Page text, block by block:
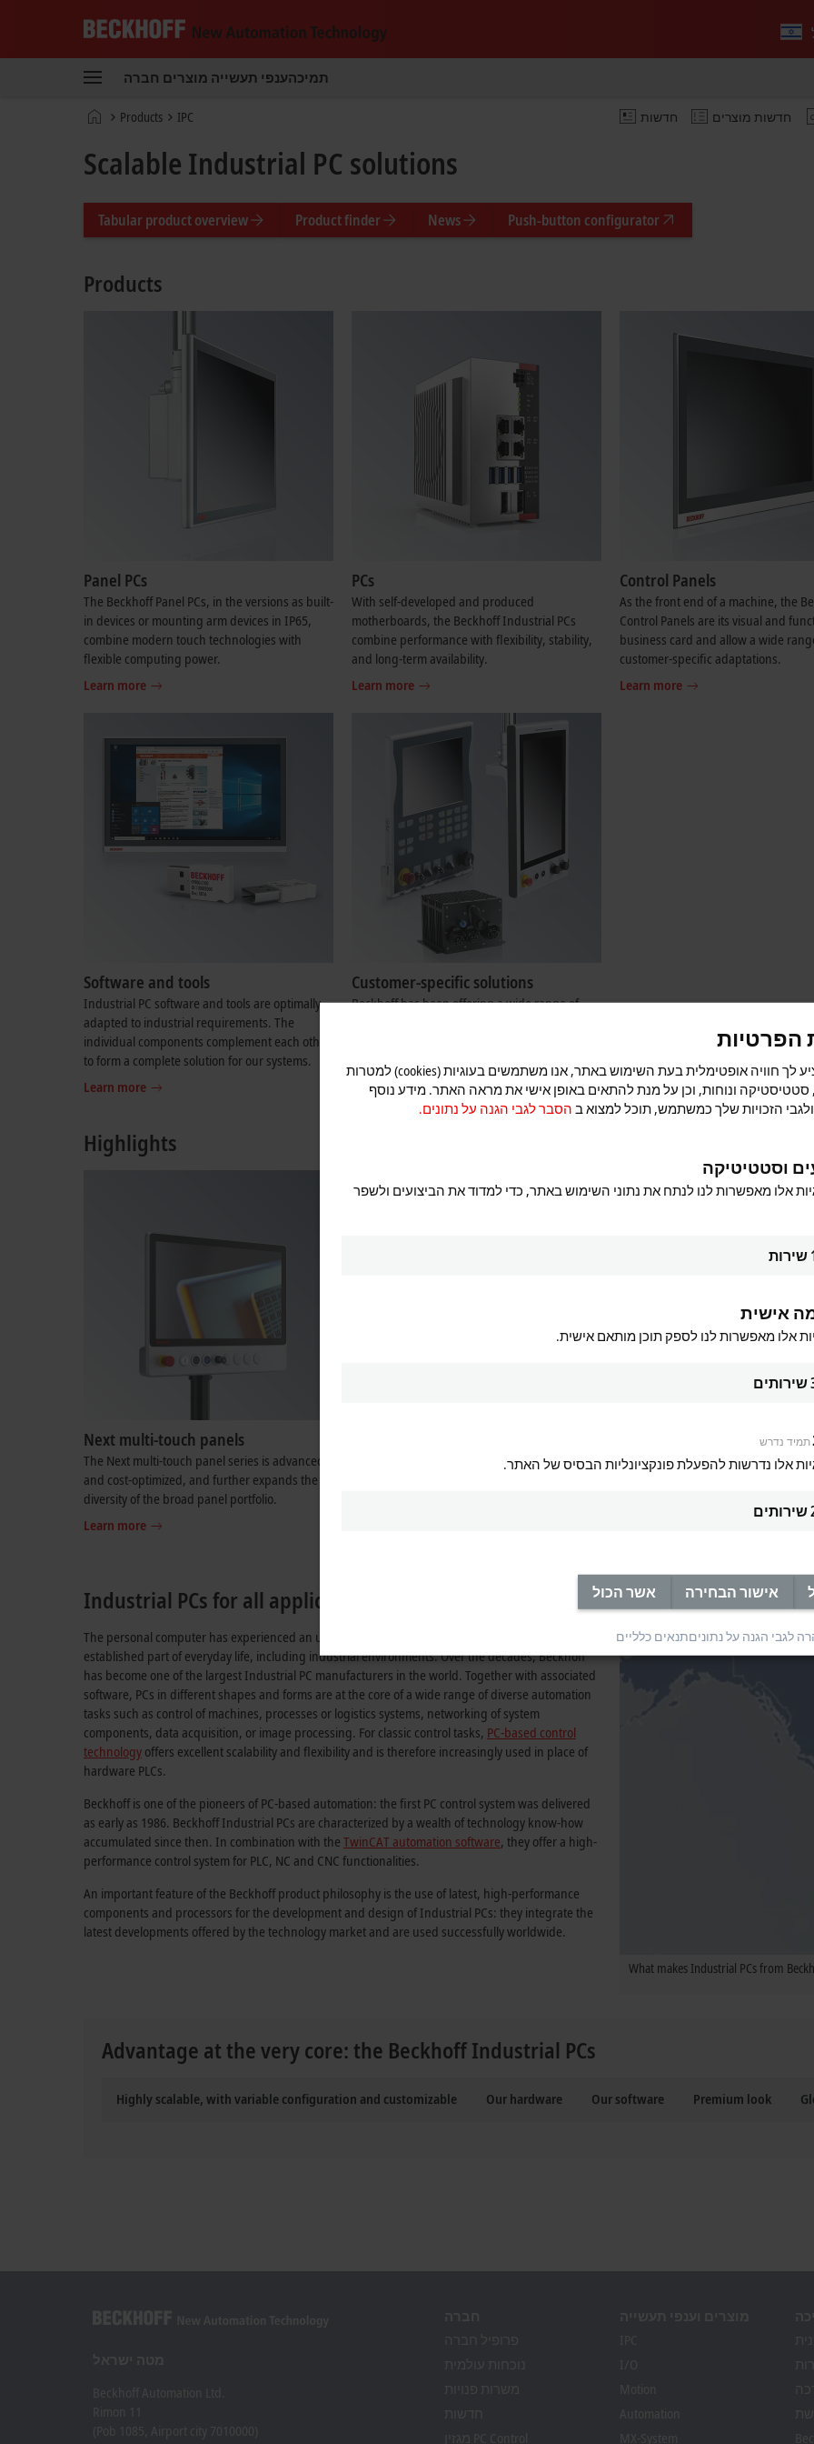
New
Technology
ענפי תעשייה
חדשות חדשות מוצרים
דף
Products IPC
Scalable Industrial PC solutions
Tabular product overview Product finder News Push-button configurator
Products
Panel PCs
The Beckhoff Panel PCs, in the versions as built-
in devices or mounting arm devices in IP65,
combine modern touch technologies with
flexible computing power.
Learn more
PCs
With self-developed and produced
motherboards, the Beckhoff Industrial PCs
combine performance with flexibility, stability,
and long-term availability.
Learn more
Control Panels
As the front end of a machine, the
Control Panels are its visual and
business card and allow a wide
customer-specific adaptations.
Learn more
Software and tools
Industrial PC software and tools are optimally
adapted to industrial requirements. The
individual components complement each other
to form a complete solution for our systems.
Learn more
Customer-specific solutions
Beckhoff has been offering a wide range of
solutions.
Learn more
Highlights
Next multi-touch panels
The Next multi-touch panel series is advanced
and cost-optimized, and further expands the
diversity of the broad panel portfolio.
Learn more
Enormous leap in performance thanks to
Industrial SSDs/flash
Industrial SSDs from Beckhoff with
Industrial PCs for all applications
What makes Industrial PCs from
The personal computer has experienced an unprecedented success story and has become a firmly
established part of everyday life, including industrial environments. Over the decades, Beckhoff
has become one of the largest Industrial PC manufacturers in the world. Together with associated
software, PCs in different shapes and forms are at the core of a wide range of diverse automation
tasks such as control of machines, processes or logistics systems, networking of system
components, data acquisition, or image processing. For classic control tasks, PC-based control
technology offers excellent scalability and flexibility and is therefore increasingly used in place of
hardware PLCs.
Beckhoff is one of the pioneers of PC-based automation: the first PC control system was delivered
as early as 1986. Beckhoff Industrial PCs are characterized by a wealth of technology know-how
accumulated since then. In combination with the TwinCAT automation software, they offer a high-
performance control system for PLC, NC and CNC functionalities.
An important feature of the Beckhoff product philosophy is the use of latest, high-performance
components and processors for the development and design of Industrial PCs: they integrate the
latest developments offered by the technology market and are used successfully worldwide.
Advantage at the very core: the Beckhoff Industrial PCs
Highly scalable, with variable configuration and customizable Our hardware Our software Premium look
הפרטיות
על מנת להציע לך חוויה אופטימלית בעת השימוש באתר, אנו משתמשים בעוגיות (cookies) למטרות
סטטיסטיקה ונוחות, וכן על מנת להתאים באופן אישי את מראה האתר. מידע נוסף
הזכויות שלך כמשתמש, תוכל למצוא ב הסבר לגבי הגנה על נתונים.
וסטטיטיקה
אלו מאפשרות לנו לנתח את נתוני השימוש באתר, כדי למדוד את הביצועים ולשפר
שירות
אישית
אלו מאפשרות לנו לספק תוכן מותאם אישית.
שירותים
תמיד נדרש
אלו נדרשות להפעלת פונקציונליות הבסיס של האתר.
שירותים
אישור הבחירה אשר הכול
לגבי הגנה על נתוניםתנאים כלליים